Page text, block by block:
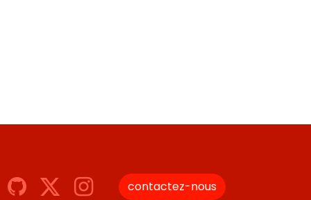
contactez-nous